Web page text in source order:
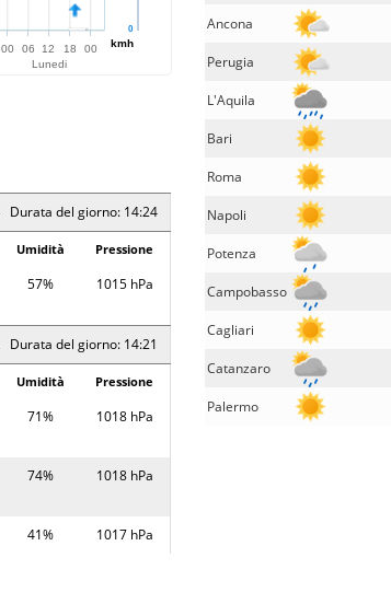
Ancona
Perugia
L'Aquila
Bari
Roma
Napoli
Potenza
Campobasso
Cagliari
Catanzaro
Palermo
kmh
00 06
12
Lunedi
18 00
0
Durata del giorno: 14:24
Umidità Pressione
57% 1015 hPa
Durata del giorno: 14:21
Umidità Pressione
71% 1018 hPa
74% 1018 hPa
41% 1017 hPa